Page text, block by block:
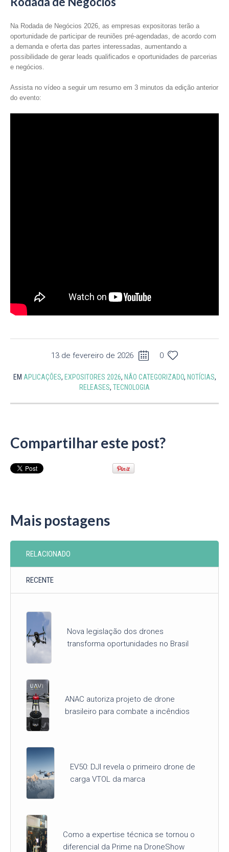
Na Rodada de Negócios 2026, as empresas expositoras terão a
oportunidade de participar de reuniões pré-agendadas, de acordo com
a demanda e oferta das partes interessadas, aumentando a
possibilidade de gerar leads qualificados e oportunidades de parcerias
e negócios.
Assista no vídeo a seguir um resumo em 3 minutos da edição anterior
do evento:
13 de fevereiro de 2026 0
EM APLICAÇÕES, EXPOSITORES 2026, NÃO CATEGORIZADO, NOTÍCIAS,
RELEASES, TECNOLOGIA
Compartilhar este post?
Mais postagens
RELACIONADO
RECENTE
Nova legislação dos drones
transforma oportunidades no Brasil
ANAC autoriza projeto de drone
brasileiro para combate a incêndios
EV50: DJI revela o primeiro drone de
carga VTOL da marca
Como a expertise técnica se tornou o
diferencial da Prime na DroneShow